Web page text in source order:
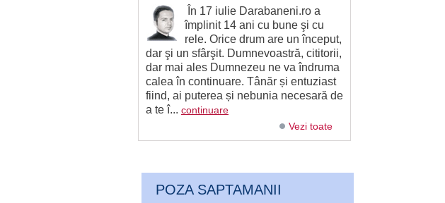
În 17 iulie Darabaneni.ro a
împlinit 14 ani cu bune şi cu
rele. Orice drum are un început,
dar şi un sfârşit. Dumnevoastră, cititorii,
dar mai ales Dumnezeu ne va îndruma
calea în continuare. Tânăr și entuziast
fiind, ai puterea și nebunia necesară de
a te î... continuare
Vezi toate
POZA SAPTAMANII